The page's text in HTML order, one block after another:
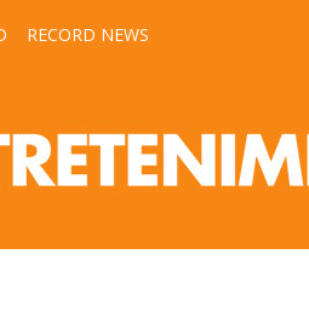
RECORD NEWS